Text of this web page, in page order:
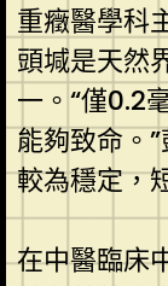
重癥醫學科
頭堿是天然
一。“僅0.2
能夠致命。
較為穩定，
在中醫臨床